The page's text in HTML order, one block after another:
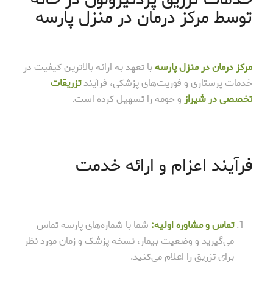
توسط مرکز درمان در منزل پارسه
مرکز درمان در منزل پارسهبا تعهد به ارائه بالاترین کیفیت در
خدمات پرستاری و فوریت‌های پزشکی، فرآیندتزریقات
تخصصی در شیرازو حومه را تسهیل کرده است.
فرآیند اعزام و ارائه خدمت
تماس و مشاوره اولیه: شما با شماره‌های پارسه تماس
می‌گیرید و وضعیت بیمار، نسخه پزشک و زمان مورد نظر
برای تزریق را اعلام می‌کنید.